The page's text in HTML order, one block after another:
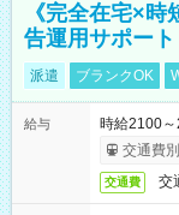
《完全在宅×
告運用サポート
派遣 ブランクOK
給与
時給2100
交通費
交通費 交